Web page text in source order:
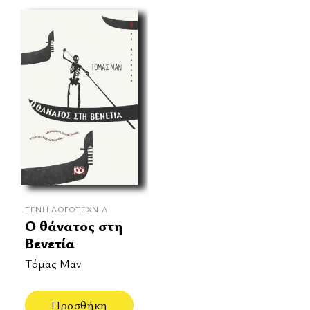
ΞΈΝΗ ΛΟΓΟΤΕΧΝΊΑ
Ο θάνατος στη
Βενετία
Τόμας Μαν
Προσθήκη